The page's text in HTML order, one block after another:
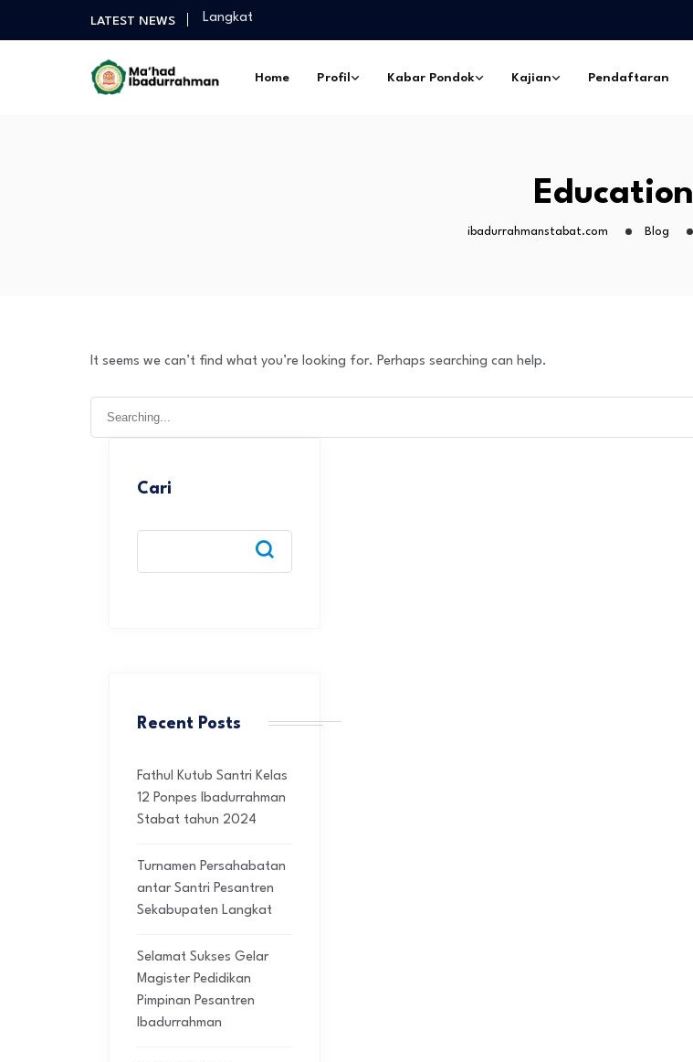
LATEST NEWS
Langkat
Selamat Sukses Gelar Magister Pedidikan Pimpinan Pesantren…
Diantara Takbir Dan Air Mata Pengorbanan –…
Selamat Sukses Gelar Magister Pedidikan Pimpinan Pesantren…
Diantara Takbir Dan Air Mata Pengorbanan –…
Home Profil Kabar Pondok Kajian Pendaftaran
Education
ibadurrahmanstabat.com Blog
It seems we can’t find what you’re looking for. Perhaps searching can help.
Cari
Recent Posts
Fathul Kutub Santri Kelas
12 Ponpes Ibadurrahman
Stabat tahun 2024
Turnamen Persahabatan
antar Santri Pesantren
Sekabupaten Langkat
Selamat Sukses Gelar
Magister Pedidikan
Pimpinan Pesantren
Ibadurrahman